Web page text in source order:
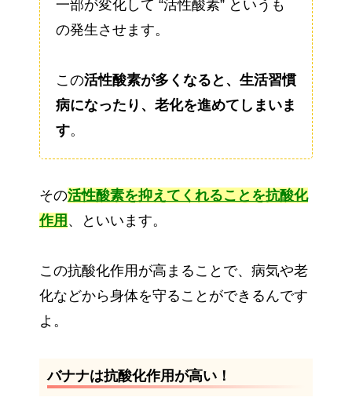
一部が変化して “活性酸素” というも
の発生させます。
この活性酸素が多くなると、生活習慣
病になったり、老化を進めてしまいま
す。
その活性酸素を抑えてくれることを抗酸化
作用 、といいます。
この抗酸化作用が高まることで、病気や老
化などから身体を守ることができるんです
よ。
バナナは抗酸化作用が高い！